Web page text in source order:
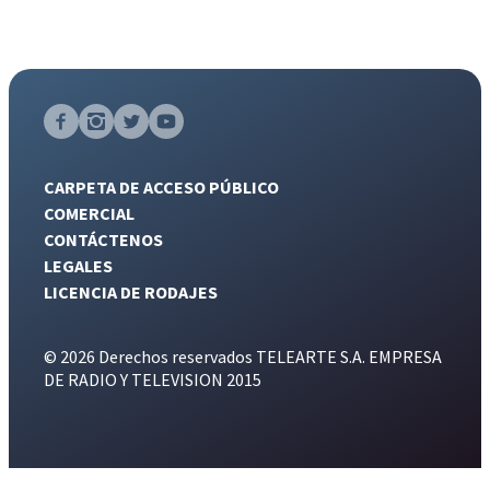
CARPETA DE ACCESO PÚBLICO
COMERCIAL
CONTÁCTENOS
LEGALES
LICENCIA DE RODAJES
© 2026 Derechos reservados TELEARTE S.A. EMPRESA
DE RADIO Y TELEVISION 2015